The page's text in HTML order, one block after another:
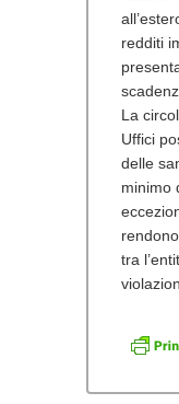
redditi
La
Uffici
delle
minimo
tra